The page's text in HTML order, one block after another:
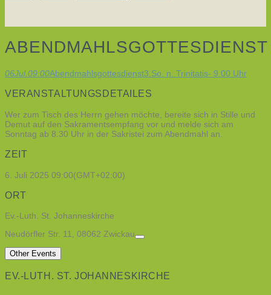
ABENDMAHLSGOTTESDIENST
06Jul.09:00Abendmahlsgottesdienst3.So. n. Trinitatis- 9.00 Uhr
VERANSTALTUNGSDETAILES
Wer zum Tisch des Herrn gehen möchte, bereite sich in Stille und
Demut auf den Sakramentsempfang vor und melde sich am
Sonntag ab 8.30 Uhr in der Sakristei zum Abendmahl an.
ZEIT
6. Juli 2025 09:00(GMT+02:00)
ORT
Ev.-Luth. St. Johanneskirche
Neudörfler Str. 11, 08062 Zwickau
Other Events
EV.-LUTH. ST. JOHANNESKIRCHE